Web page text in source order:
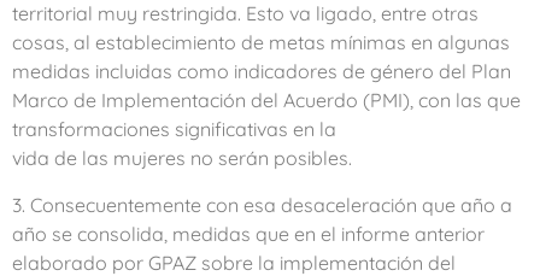
territorial muy restringida. Esto va ligado, entre otras
cosas, al establecimiento de metas mínimas en algunas
medidas incluidas como indicadores de género del Plan
Marco de Implementación del Acuerdo (PMI), con las que
transformaciones significativas en la
vida de las mujeres no serán posibles.
3. Consecuentemente con esa desaceleración que año a
año se consolida, medidas que en el informe anterior
elaborado por GPAZ sobre la implementación del